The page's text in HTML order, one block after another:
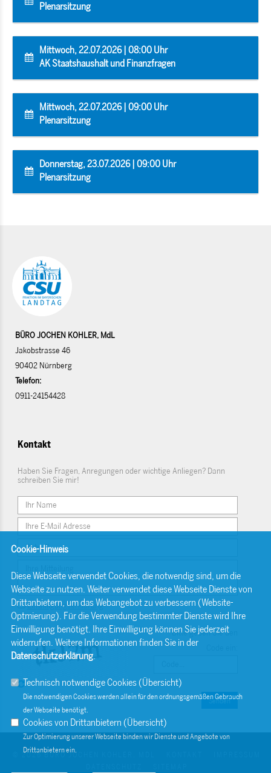
Plenarsitzung
Mittwoch, 22.07.2026 | 08:00 Uhr
AK Staatshaushalt und Finanzfragen
Mittwoch, 22.07.2026 | 09:00 Uhr
Plenarsitzung
Donnerstag, 23.07.2026 | 09:00 Uhr
Plenarsitzung
BÜRO JOCHEN KOHLER, MdL
Jakobstrasse 46
90402 Nürnberg
Telefon:
0911-24154428
Kontakt
Haben Sie Fragen, Anregungen oder wichtige Anliegen? Dann
schreiben Sie mir!
Einwilligungserklärung
Bitte geben Sie den
Senden
© 2026 BÜRO JOCHEN KOHLER, MDL
Cookie-Hinweis
Diese Webseite verwendet Cookies, die notwendig sind, um die
Webseite zu nutzen. Weiter verwendet diese Webseite Dienste von
Drittanbietern, um das Webangebot zu verbessern (Website-
Optmierung). Für die Verwendung bestimmter Dienste wird Ihre
Einwilligung benötigt. Ihre Einwilligung können Sie jederzeit
widerrufen. Weitere Informationen finden Sie in der
Datenschutzerklärung.
Technisch notwendige Cookies (Übersicht)
Die notwendigen Cookies werden allein für den ordnungsgemäßen Gebrauch
der Webseite benötigt.
Cookies von Drittanbietern (Übersicht)
Zur Optimierung unserer Webseite binden wir Dienste und Angebote von
Drittanbietern ein.